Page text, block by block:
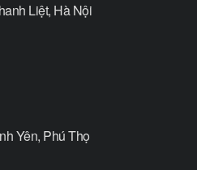
Liệt, Hà Nội
Yên, Phú Thọ